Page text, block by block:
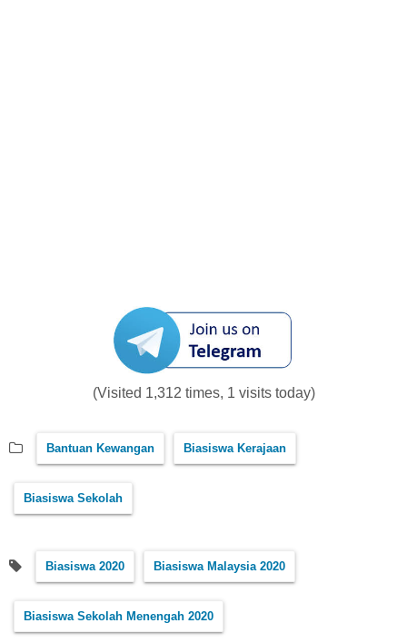
(Visited 1,312 times, 1 visits today)
Bantuan Kewangan Biasiswa Kerajaan
Biasiswa Sekolah
Biasiswa 2020 Biasiswa Malaysia 2020
Biasiswa Sekolah Menengah 2020